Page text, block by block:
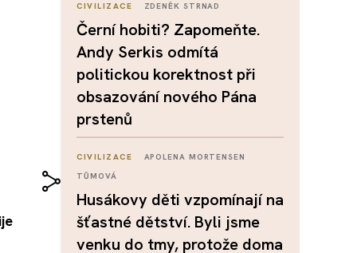
CIVILIZACE ZDENĚK STRNAD
Černí hobiti? Zapomeňte.
Andy Serkis odmítá
politickou korektnost při
obsazování nového Pána
prstenů
CIVILIZACE
APOLENA MORTENSEN
TŮMOVÁ
Husákovy děti vzpomínají na
šťastné dětství. Byli jsme
venku do tmy, protože doma